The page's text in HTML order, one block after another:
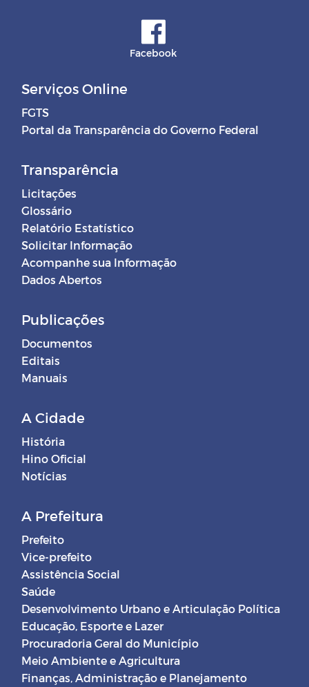
Facebook
Serviços Online
FGTS
Portal da Transparência do Governo Federal
Transparência
Licitações
Glossário
Relatório Estatístico
Solicitar Informação
Acompanhe sua Informação
Dados Abertos
Publicações
Documentos
Editais
Manuais
A Cidade
História
Hino Oficial
Notícias
A Prefeitura
Prefeito
Vice-prefeito
Assistência Social
Saúde
Desenvolvimento Urbano e Articulação Política
Educação, Esporte e Lazer
Procuradoria Geral do Município
Meio Ambiente e Agricultura
Finanças, Administração e Planejamento